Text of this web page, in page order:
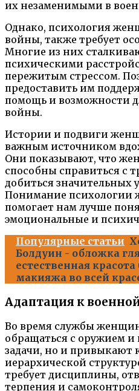
их незаменимыми в
Однако, психология
войны, также требует
Многие из них
психическими
пережитым стрессом.
предоставить им
помощь и возможности
войны.
Истории и подвиги
важным источником
Они показывают, что
способны справиться с
добиться значительных
Понимание психологии
помогает нам лучше
эмоциональные и
Популярные статьи
Болдуин - обложка
естественная красота
макияжа во всей
Адаптация к
Во время службы
обращаться с оружием и
задачи, но и привыкают
иерархической
требует дисциплины,
терпения и